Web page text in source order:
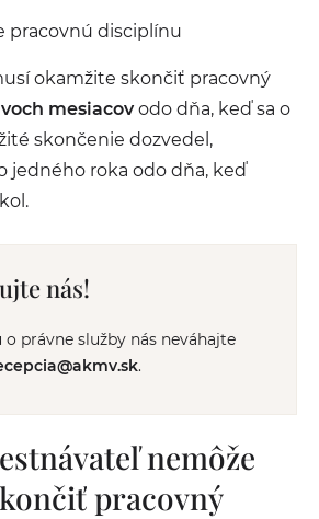
pracovnú disciplínu
okamžite skončiť pracovný
mesiacovodo dňa, keď sa o
skončenie dozvedel,
jedného roka odo dňa, keď
nás!
právne služby nás neváhajte
.
nemôže
pracovný